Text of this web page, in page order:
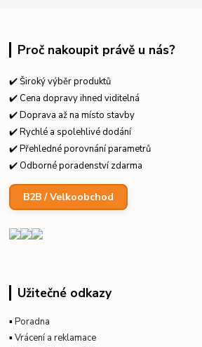
Proč nakoupit právě u nás?
✔️ Široký výběr produktů
✔️ Cena dopravy ihned viditelná
✔️ Doprava až na místo stavby
✔️ Rychlé a spolehlivé dodání
✔️ Přehledné porovnání parametrů
✔️ Odborné poradenství zdarma
B2B / Velkoobchod
Užitečné odkazy
▪Poradna
▪Vrácení a reklamace